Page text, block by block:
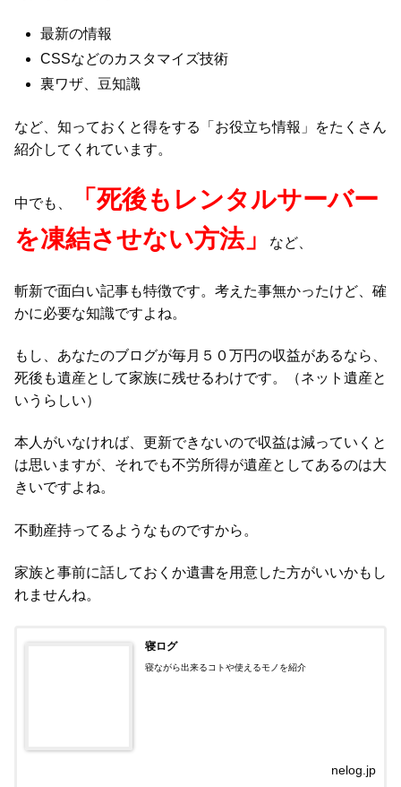
最新の情報
CSSなどのカスタマイズ技術
裏ワザ、豆知識
など、知っておくと得をする「お役立ち情報」をたくさん
紹介してくれています。
中でも、
「死後もレンタルサーバー
を凍結させない方法」
など、
斬新で面白い記事も特徴です。考えた事無かったけど、確
かに必要な知識ですよね。
もし、あなたのブログが毎月５０万円の収益があるなら、
死後も遺産として家族に残せるわけです。（ネット遺産と
いうらしい）
本人がいなければ、更新できないので収益は減っていくと
は思いますが、それでも不労所得が遺産としてあるのは大
きいですよね。
不動産持ってるようなものですから。
家族と事前に話しておくか遺書を用意した方がいいかもし
れませんね。
寝ログ
寝ながら出来るコトや使えるモノを紹介
nelog.jp